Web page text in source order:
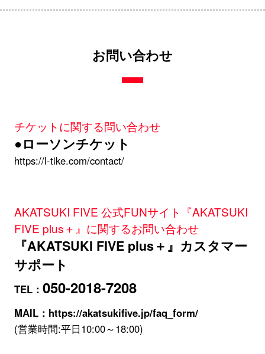
お問い合わせ
チケットに関する問い合わせ
●ローソンチケット
https://l-tike.com/contact/
AKATSUKI FIVE 公式FUNサイト『AKATSUKI
FIVE plus＋』に関するお問い合わせ
『AKATSUKI FIVE plus＋』カスタマー
サポート
TEL： 050-2018-7208
MAIL： https://akatsukifive.jp/faq_form/
(営業時間:平日10:00～18:00)